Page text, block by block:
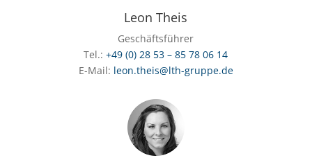
Leon Theis
Geschäftsführer
Tel.:+49 (0) 28 53 – 85 78 06 14
E-Mail: leon.theis@lth-gruppe.de